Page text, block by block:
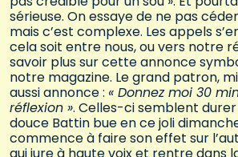
sérieuse. On essaye de ne pas
mais c’est complexe. Les appels
cela soit entre nous, ou vers notre
savoir plus sur cette annonce
notre magazine. Le grand patron,
aussi annonce : « Donnez moi 30
réflexion ». Celles-ci semblent durer
douce Battin bue en ce joli
commence à faire son effet sur
qui jure à haute voix et rentre dans